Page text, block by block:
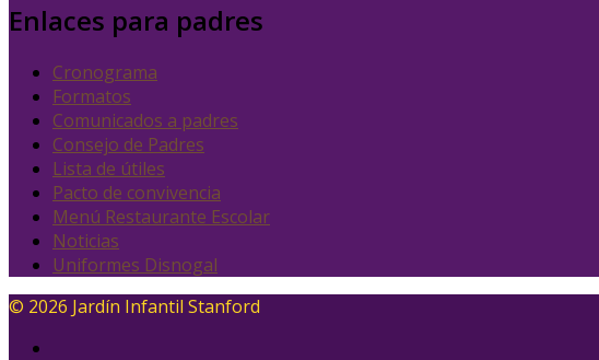
Enlaces para padres
Cronograma
Formatos
Comunicados a padres
Consejo de Padres
Lista de útiles
Pacto de convivencia
Menú Restaurante Escolar
Noticias
Uniformes Disnogal
© 2026 Jardín Infantil Stanford